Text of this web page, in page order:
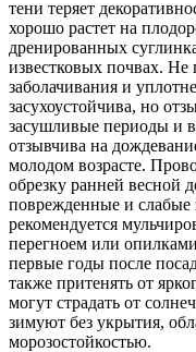
тени теряет
хорошо растет на
дренированных
известковых почвах. Не
заболачивания и
засухоустойчива, но
засушливые периоды и
отзывчива на
молодом возрасте.
обрезку ранней весной
поврежденные и слабые
рекомендуется
перегноем или
первые годы после
также притенять от
могут страдать от
зимуют без укрытия,
морозостойкостью.